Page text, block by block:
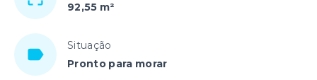
92,55 m²
Situação
Pronto para morar